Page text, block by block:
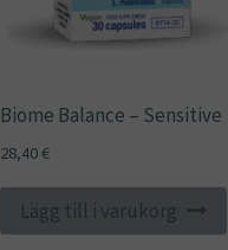
Biome Balance – Sensitive
28,40€
Lägg till i varukorg